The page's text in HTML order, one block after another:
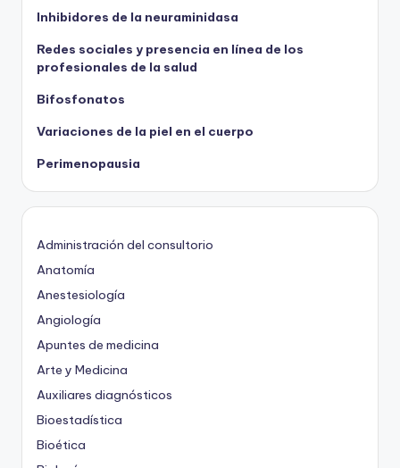
Inhibidores de la neuraminidasa
Redes sociales y presencia en línea de los
profesionales de la salud
Bifosfonatos
Variaciones de la piel en el cuerpo
Perimenopausia
Administración del consultorio
Anatomía
Anestesiología
Angiología
Apuntes de medicina
Arte y Medicina
Auxiliares diagnósticos
Bioestadística
Bioética